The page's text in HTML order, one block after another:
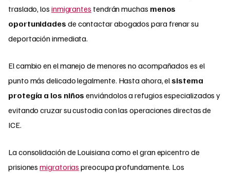
traslado, los inmigrantes tendrán muchas menos
oportunidades de contactar abogados para frenar su
deportación inmediata.
El cambio en el manejo de menores no acompañados es el
punto más delicado legalmente. Hasta ahora, elsistema
protegía a los niños enviándolos a refugios especializados y
evitando cruzar su custodia con las operaciones directas de
ICE.
La consolidación de Louisiana como el gran epicentro de
prisionesmigratorias preocupa profundamente. Los